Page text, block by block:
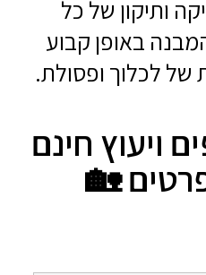
ותיקון של כל
המבנה באופן קבוע
של לכלוך ופסולת.
ויעוץ חינם
🏡